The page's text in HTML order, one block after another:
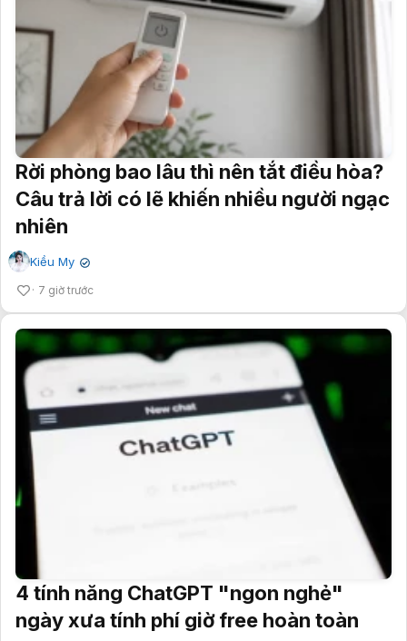
Rời phòng bao lâu thì nên tắt điều hòa?
Câu trả lời có lẽ khiến nhiều người ngạc
nhiên
Kiều My ✔
7 giờ trước
4 tính năng ChatGPT "ngon nghẻ"
ngày xưa tính phí giờ free hoàn toàn